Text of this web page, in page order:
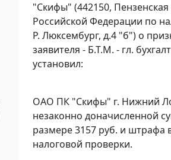
"Скифы" (442150,
Российской Федерации по
Р. Люксембург, д.4 "б") о
заявителя - Б.Т.М. - гл.
установил:
ОАО ПК "Скифы" г. Нижний
незаконно доначисленной
размере 3157 руб. и штрафа
налоговой проверки.